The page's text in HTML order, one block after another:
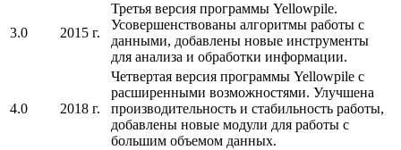
3.0 2015 г.
Третья версия программы Yellowpile.
Усовершенствованы алгоритмы работы с
данными, добавлены новые инструменты
для анализа и обработки информации.
4.0 2018 г.
Четвертая версия программы Yellowpile с
расширенными возможностями. Улучшена
производительность и стабильность работы,
добавлены новые модули для работы с
большим объемом данных.